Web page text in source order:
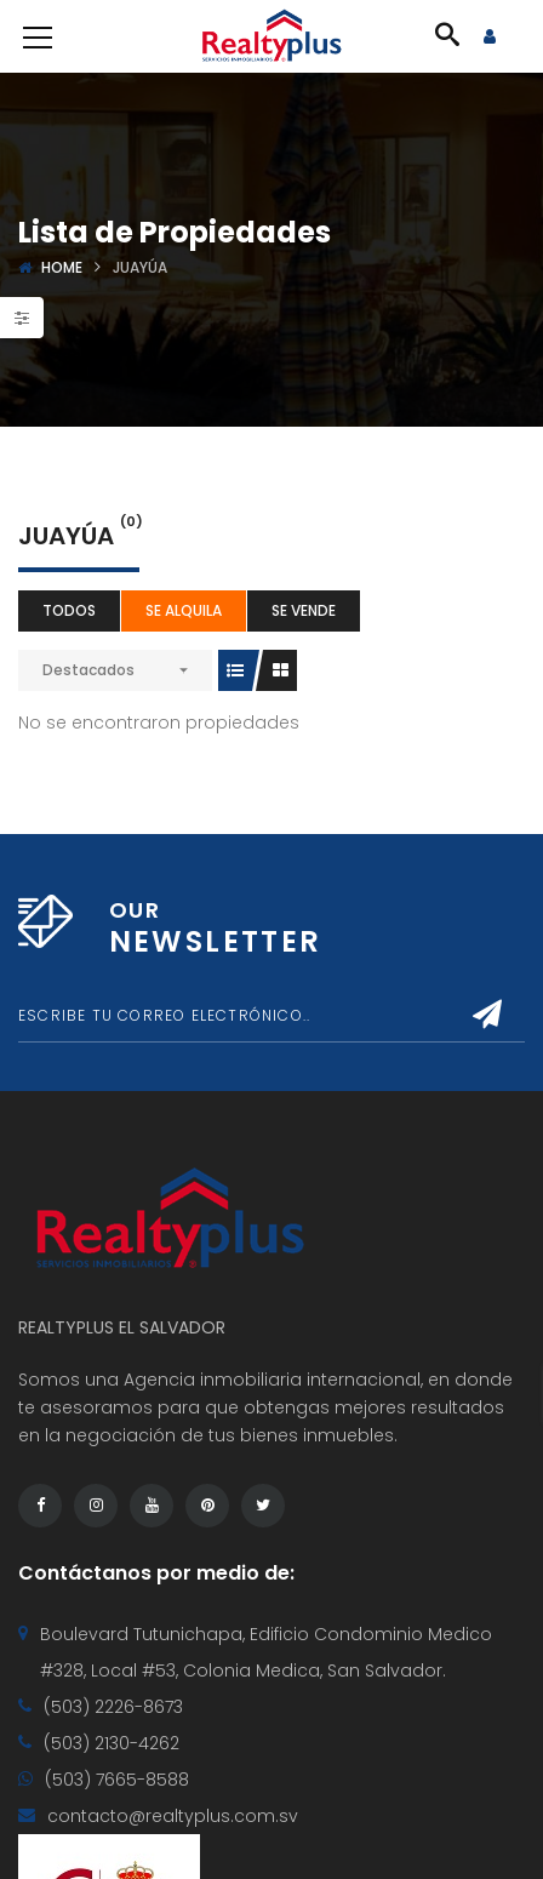
Lista de Propiedades
HOME JUAYÚA
JUAYÚA (0)
TODOS SE ALQUILA SE VENDE
Destacados
No se encontraron propiedades
Terreno en venta Lomas de Santa Elena Sur
K
Lomas de Santa Elena Sur
Precio
OUR
NEWSLETTER
REALTYPLUS EL SALVADOR
Somos una Agencia inmobiliaria internacional, en donde
te asesoramos para que obtengas mejores resultados
en la negociación de tus bienes inmuebles.
Contáctanos por medio de:
Boulevard Tutunichapa, Edificio Condominio Medico
#328, Local #53, Colonia Medica, San Salvador.
(503) 2226-8673
(503) 2130-4262
(503) 7665-8588
contacto@realtyplus.com.sv